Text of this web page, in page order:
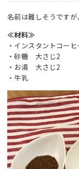
名前は難しそうですが
≪材料≫
・インスタントコー
・砂糖 大さじ2
・お湯 大さじ2
・牛乳